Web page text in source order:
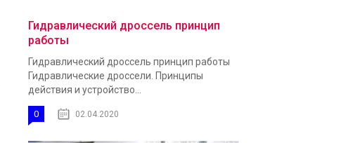
Гидравлический дроссель принцип
работы
Гидравлический дроссель принцип работы
Гидравлические дроссели. Принципы
действия и устройство...
0 02.04.2020